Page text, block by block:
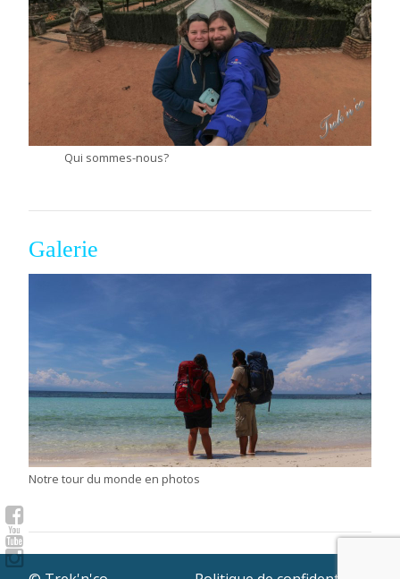
Qui sommes-nous?
Galerie
Notre tour du monde en photos